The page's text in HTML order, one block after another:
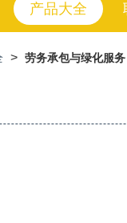
产品大全
> 劳务承包与绿化服